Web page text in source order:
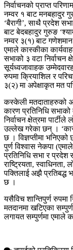
निर्वाचनको प्राप्त
नम्वर १ बाट मनबहादुर
‘बैरागी’, साथै प्रदेश
बाट बेदबहादुर गुरुङ
नम्वर ३(१) बाट
एमाले कास्कीका
सभाको ३ वटा निर्वाचन
सूर्यध्वजावाहक
रुपमा क्रियाशिल र
३(२) मा अपेक्षाकृत मत
कस्केली मतदाताहरुको
कारण प्रतिनिधि सभाको
निर्वाचन क्षेत्रमा
उल्लेख गरेका छन् ।
छ । विज्ञप्तीमा
पुर्ण विश्वास नेकपा
प्रतिनिधि सभा र प्रदेश
राष्ट्रियता, स्वाधिनता,
पक्तिलाई अझै प्रतिबद्ध
छ ।
यसैविच शान्तिपुर्ण रुपमा
मतदानमा खटिएका
लगायत सम्पुर्णमा एमाले